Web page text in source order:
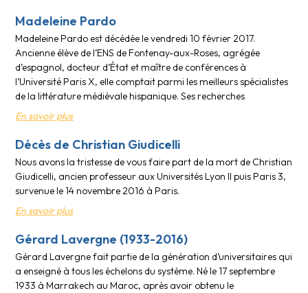
Madeleine Pardo
Madeleine Pardo est décédée le vendredi 10 février 2017.
Ancienne élève de l’ENS de Fontenay-aux-Roses, agrégée
d’espagnol, docteur d’État et maître de conférences à
l’Université Paris X, elle comptait parmi les meilleurs spécialistes
de la littérature médiévale hispanique. Ses recherches
En savoir plus
Décès de Christian Giudicelli
Nous avons la tristesse de vous faire part de la mort de Christian
Giudicelli, ancien professeur aux Universités Lyon II puis Paris 3,
survenue le 14 novembre 2016 à Paris.
En savoir plus
Gérard Lavergne (1933-2016)
Gérard Lavergne fait partie de la génération d’universitaires qui
a enseigné à tous les échelons du système. Né le 17 septembre
1933 à Marrakech au Maroc, après avoir obtenu le